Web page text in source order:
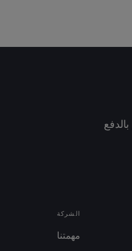
الشركة
مهمتنا